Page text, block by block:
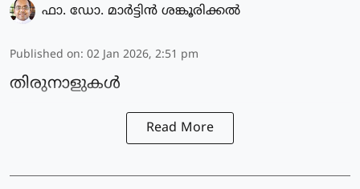
ഫാ. ഡോ. മാര്‍ട്ടിന്‍ ശങ്കൂരിക്കല്‍
Published on: 02 Jan 2026, 2:51 pm
തിരുനാളുകൾ
Read More